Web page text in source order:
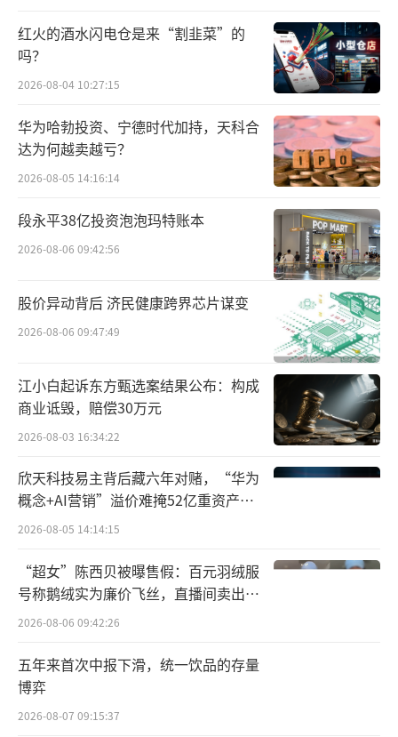
此前报道显示，5月16日凌晨，福建省福州
市闽侯县一比亚迪4S店发生火灾。根据网络上
流传的视频，火灾现场火势迅猛，火光冲天并
伴有巨响，展厅被烧至只剩框架。
据福建电视台报道，福州消防回应称，5月
16日0时32分，福州市消防救援支队指挥中心接
到报警称，闽侯县青口镇兰圃靠高速出口处一
汽车销售维修点发生火灾，支队立即调派2个消
防救援站，7辆消防车，29名消防救援人员赶赴
现场处置，1时18分明火基本被扑灭，燃烧物质
为展厅内停放的电动汽车，未造成人员伤亡。
根据报道，展厅汽车基本烧毁，大厅烧得
只剩骨架，4S店外围多车受损严重。
“当时火太大了，消防队员没办法靠近。
而且里面都是新能源车，电池也跟着起火，不
好灭火。”一名目击者说。
据知情人士透露，怀疑是顶楼电路出问题
导致火灾“视频里看是屋顶先着火，大概率是
线路问题，真实原因还得看消防部门判断。”
据了解，汽车销售店内大概有7辆车，已被
完全烧毁。
红火的酒水闪电仓是来“割韭菜”的
吗？
2026-08-04 10:27:15
华为哈勃投资、宁德时代加持，天科合
达为何越卖越亏？
2026-08-05 14:16:14
段永平38亿投资泡泡玛特账本
2026-08-06 09:42:56
股价异动背后 济民健康跨界芯片谋变
2026-08-06 09:47:49
江小白起诉东方甄选案结果公布：构成
商业诋毁，赔偿30万元
2026-08-03 16:34:22
欣天科技易主背后藏六年对赌，“华为
概念+AI营销”溢价难掩52亿重资产考
验
2026-08-05 14:14:15
“超女”陈西贝被曝售假：百元羽绒服
号称鹅绒实为廉价飞丝，直播间卖出超
百万元
2026-08-06 09:42:26
五年来首次中报下滑，统一饮品的存量
博弈
2026-08-07 09:15:37